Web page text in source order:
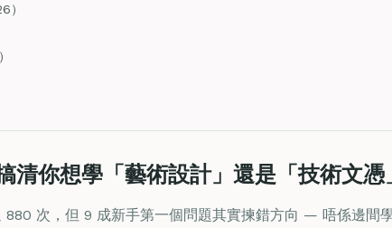
）
清你想學「藝術設計」還是「技術文憑
880 次，但 9 成新手第一個問題其實揀錯方向 — 唔係邊間